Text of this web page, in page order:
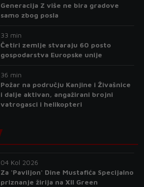
Generacija Z više ne bira gradove
samo zbog posla
33 min
Četiri zemlje stvaraju 60 posto
gospodarstva Europske unije
36 min
Požar na području Kanjine i Živašnice
i dalje aktivan, angažirani brojni
vatrogasci i helikopteri
04 Kol 2026
Za 'Paviljon' Dine Mustafića Specijalno
priznanje žirija na XII Green